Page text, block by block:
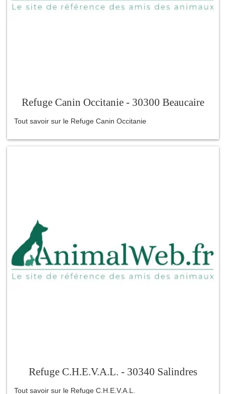
Refuge Canin Occitanie - 30300 Beaucaire
Tout savoir sur le Refuge Canin Occitanie
Refuge C.H.E.V.A.L. - 30340 Salindres
Tout savoir sur le Refuge C.H.E.V.A.L.